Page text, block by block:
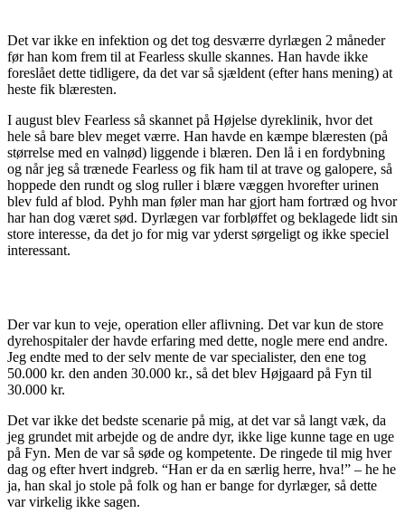
Det var ikke en infektion og det tog desværre dyrlægen 2 måneder
før han kom frem til at Fearless skulle skannes. Han havde ikke
foreslået dette tidligere, da det var så sjældent (efter hans mening) at
heste fik blæresten.
I august blev Fearless så skannet på Højelse dyreklinik, hvor det
hele så bare blev meget værre. Han havde en kæmpe blæresten (på
størrelse med en valnød) liggende i blæren. Den lå i en fordybning
og når jeg så trænede Fearless og fik ham til at trave og galopere, så
hoppede den rundt og slog ruller i blære væggen hvorefter urinen
blev fuld af blod. Pyhh man føler man har gjort ham fortræd og hvor
har han dog været sød. Dyrlægen var forbløffet og beklagede lidt sin
store interesse, da det jo for mig var yderst sørgeligt og ikke speciel
interessant.
Der var kun to veje, operation eller aflivning. Det var kun de store
dyrehospitaler der havde erfaring med dette, nogle mere end andre.
Jeg endte med to der selv mente de var specialister, den ene tog
50.000 kr. den anden 30.000 kr., så det blev Højgaard på Fyn til
30.000 kr.
Det var ikke det bedste scenarie på mig, at det var så langt væk, da
jeg grundet mit arbejde og de andre dyr, ikke lige kunne tage en uge
på Fyn. Men de var så søde og kompetente. De ringede til mig hver
dag og efter hvert indgreb. “Han er da en særlig herre, hva!” – he he
ja, han skal jo stole på folk og han er bange for dyrlæger, så dette
var virkelig ikke sagen.